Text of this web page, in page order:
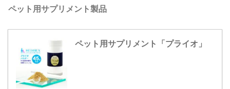
ペット用サプリメント製品
ペット用サプリメント「プライオ」